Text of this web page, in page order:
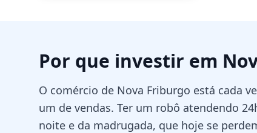
Por que investir em
O comércio de Nova Friburgo está cada
um de vendas. Ter um robô atendendo
noite e da madrugada, que hoje se